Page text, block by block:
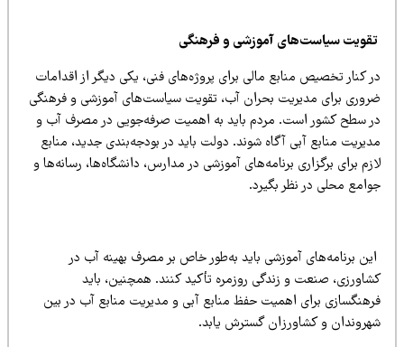
سیاست‌های آموزشی و فرهنگی
کنار تخصیص منابع مالی برای پروژه‌های فنی، یکی دیگر از اقدامات
برای مدیریت بحران آب، تقویت سیاست‌های آموزشی و فرهنگی
سطح کشور است. مردم باید به اهمیت صرفه‌جویی در مصرف آب و
منابع آبی آگاه شوند. دولت باید در بودجه‌بندی جدید، منابع
برای برگزاری برنامه‌های آموزشی در مدارس، دانشگاه‌ها، رسانه‌ها و
محلی در نظر بگیرد.
برنامه‌های آموزشی باید به‌طور خاص بر مصرف بهینه آب در
صنعت و زندگی روزمره تأکید کنند. همچنین، باید
برای اهمیت حفظ منابع آبی و مدیریت منابع آب در بین
و کشاورزان گسترش یابد.